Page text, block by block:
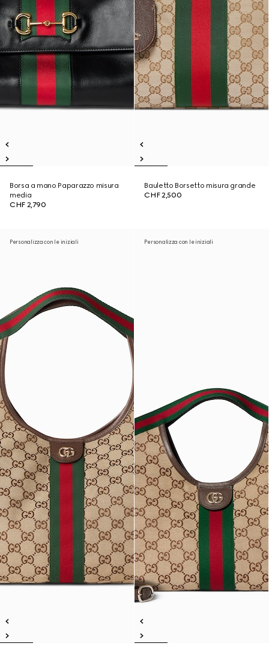
Borsa a mano Paparazzo misura
media
CHF 2,790
Bauletto Borsetto misura grande
CHF 2,500
Personalizza con le iniziali Personalizza con le iniziali